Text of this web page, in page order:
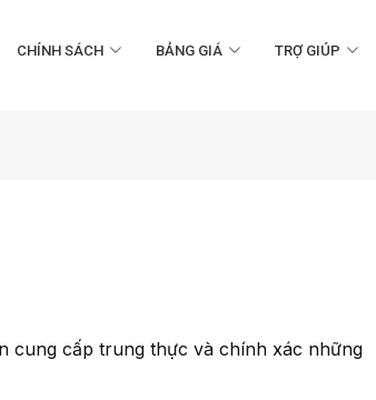
CHÍNH SÁCH BẢNG GIÁ TRỢ GIÚP
cung cấp trung thực và chính xác những